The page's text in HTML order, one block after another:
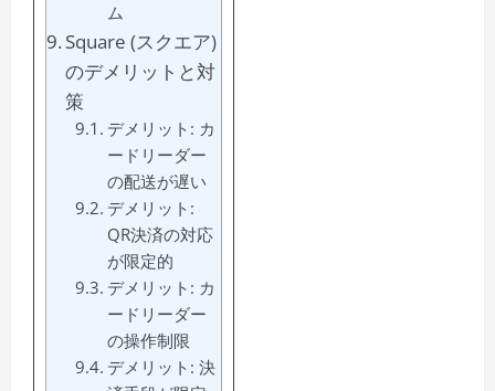
ム
Square (スクエア)
のデメリットと対
策
デメリット: カ
ードリーダー
の配送が遅い
デメリット:
QR決済の対応
が限定的
デメリット: カ
ードリーダー
の操作制限
デメリット: 決